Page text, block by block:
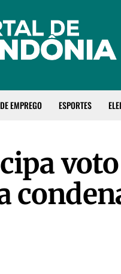
EMPREGO ESPORTES
voto